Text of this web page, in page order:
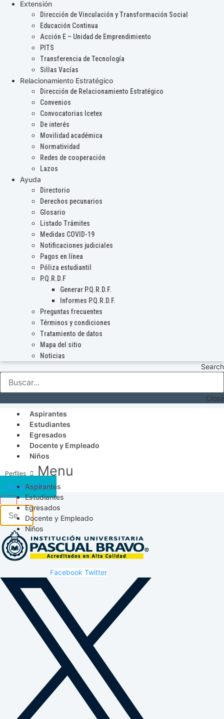
Extensión
Dirección de Vinculación y Transformación Social
Educación Continua
Acción E – Unidad de Emprendimiento
PITS
Transferencia de Tecnología
Sillas Vacías
Relacionamiento Estratégico
Dirección de Relacionamiento Estratégico
Convenios
Convocatorias Icetex
De interés
Movilidad académica
Normatividad
Redes de cooperación
Lazos
Ayuda
Directorio
Derechos pecunarios
Glosario
Listado Trámites
Medidas COVID-19
Notificaciones judiciales
Pagos en línea
Póliza estudiantil
P.Q.R.D.F
Generar P.Q.R.D.F.
Informes P.Q.R.D.F.
Preguntas frecuentes
Términos y condiciones
Tratamiento de datos
Mapa del sitio
Noticias
Search
Close
Aspirantes
Estudiantes
Egresados
Docente y Empleado
Niños
Menu
Aspirantes
Estudiantes
Egresados
Docente y Empleado
Niños
Acceso SICAU
Facebook Twitter